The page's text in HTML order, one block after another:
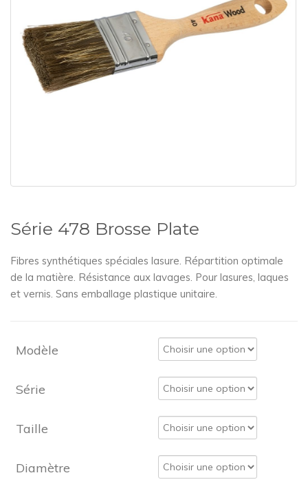
Série 478 Brosse Plate
Fibres synthétiques spéciales lasure. Répartition optimale
de la matière. Résistance aux lavages. Pour lasures, laques
et vernis. Sans emballage plastique unitaire.
Modèle
Série
Taille
Diamètre